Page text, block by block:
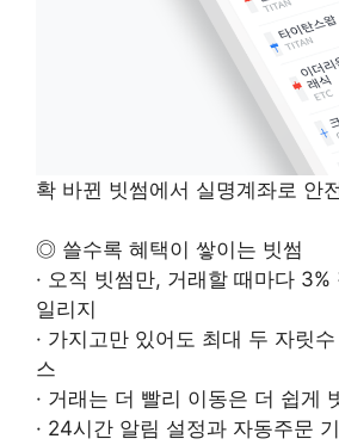
확 바뀐 빗썸에서 실명계좌로 안
◎ 쓸수록 혜택이 쌓이는 빗썸
· 오직 빗썸만, 거래할 때마다
일리지
· 가지고만 있어도 최대 두 자릿
스
· 거래는 더 빨리 이동은 더 쉽게
· 24시간 알림 설정과 자동주문